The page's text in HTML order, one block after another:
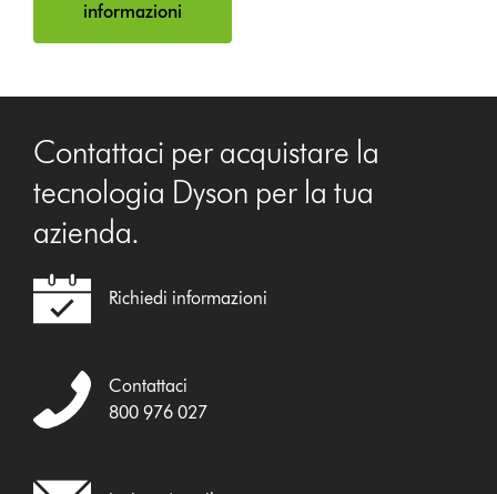
informazioni
Contattaci per acquistare la
tecnologia Dyson per la tua
azienda.
Richiedi informazioni
Contattaci
800 976 027